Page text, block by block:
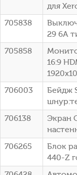
для
705838
29 6A
705858
16:9
706003
Бейдж
706138
Экран
706265
Блок
440-Z